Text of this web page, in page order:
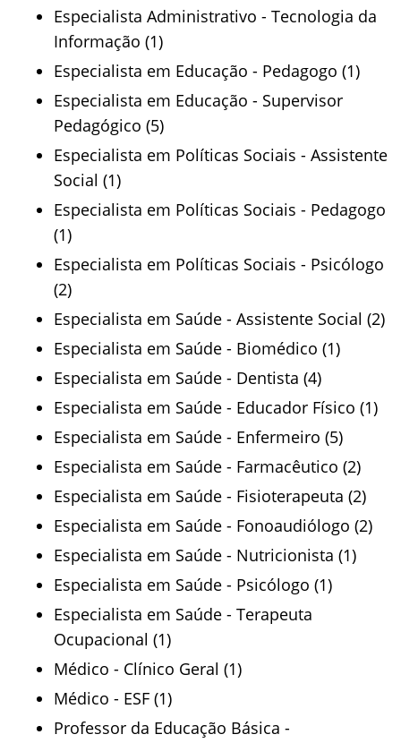
Especialista Administrativo - Tecnologia da
Informação (1)
Especialista em Educação - Pedagogo (1)
Especialista em Educação - Supervisor
Pedagógico (5)
Especialista em Políticas Sociais - Assistente
Social (1)
Especialista em Políticas Sociais - Pedagogo
(1)
Especialista em Políticas Sociais - Psicólogo
(2)
Especialista em Saúde - Assistente Social (2)
Especialista em Saúde - Biomédico (1)
Especialista em Saúde - Dentista (4)
Especialista em Saúde - Educador Físico (1)
Especialista em Saúde - Enfermeiro (5)
Especialista em Saúde - Farmacêutico (2)
Especialista em Saúde - Fisioterapeuta (2)
Especialista em Saúde - Fonoaudiólogo (2)
Especialista em Saúde - Nutricionista (1)
Especialista em Saúde - Psicólogo (1)
Especialista em Saúde - Terapeuta
Ocupacional (1)
Médico - Clínico Geral (1)
Médico - ESF (1)
Professor da Educação Básica -